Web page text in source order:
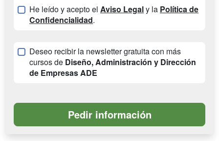
He leído y acepto el Aviso Legaly la Política de
Confidencialidad.
Deseo recibir la newsletter gratuita con más
cursos de Diseño, Administración y Dirección
de Empresas ADE